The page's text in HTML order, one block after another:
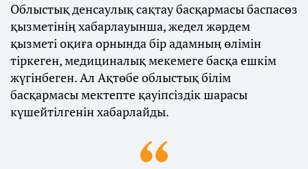
Облыстық денсаулық сақтау басқармасы баспасөз
қызметінің хабарлауынша, жедел жәрдем
қызметі оқиға орнында бір адамның өлімін
тіркеген, медициналық мекемеге басқа ешкім
жүгінбеген. Ал Ақтөбе облыстық білім
басқармасы мектепте қауіпсіздік шарасы
күшейтілгенін хабарлайды.